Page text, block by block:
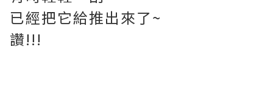
已經把它給推出來了~
讚!!!